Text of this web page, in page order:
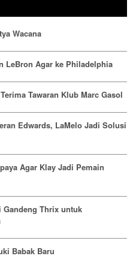
Wacana
LeBron Agar ke Philadelphia
Tawaran Klub Marc Gasol
Edwards, LaMelo Jadi Solusi
Agar Klay Jadi Pemain
Thrix untuk
Babak Baru